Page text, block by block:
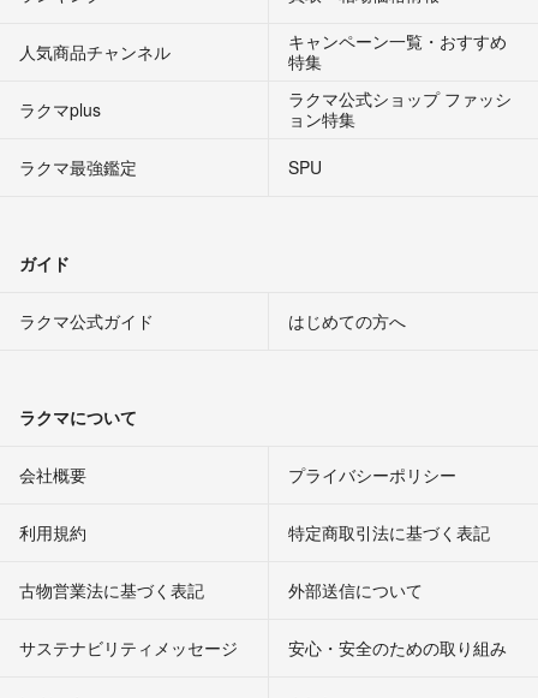
人気商品チャンネル
キャンペーン一覧・おすすめ
特集
ラクマplus
ラクマ公式ショップ ファッシ
ョン特集
ラクマ最強鑑定
SPU
ガイド
ラクマ公式ガイド はじめての方へ
ラクマについて
会社概要 プライバシーポリシー
利用規約 特定商取引法に基づく表記
古物営業法に基づく表記 外部送信について
サステナビリティメッセージ 安心・安全のための取り組み